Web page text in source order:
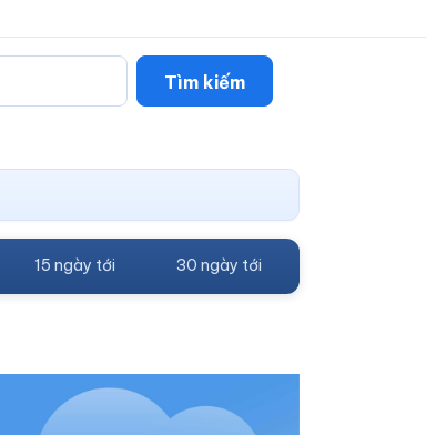
Tìm kiếm
15 ngày tới 30 ngày tới